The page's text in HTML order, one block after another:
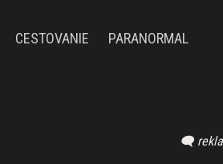
CESTOVANIE PARANORMAL